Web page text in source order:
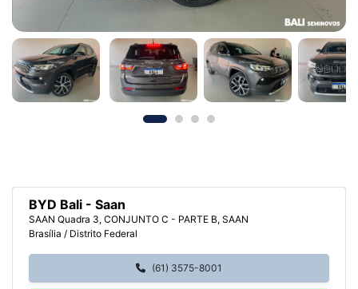
BYD Bali - Saan
SAAN Quadra 3, CONJUNTO C - PARTE B, SAAN
Brasília / Distrito Federal
(61) 3575-8001